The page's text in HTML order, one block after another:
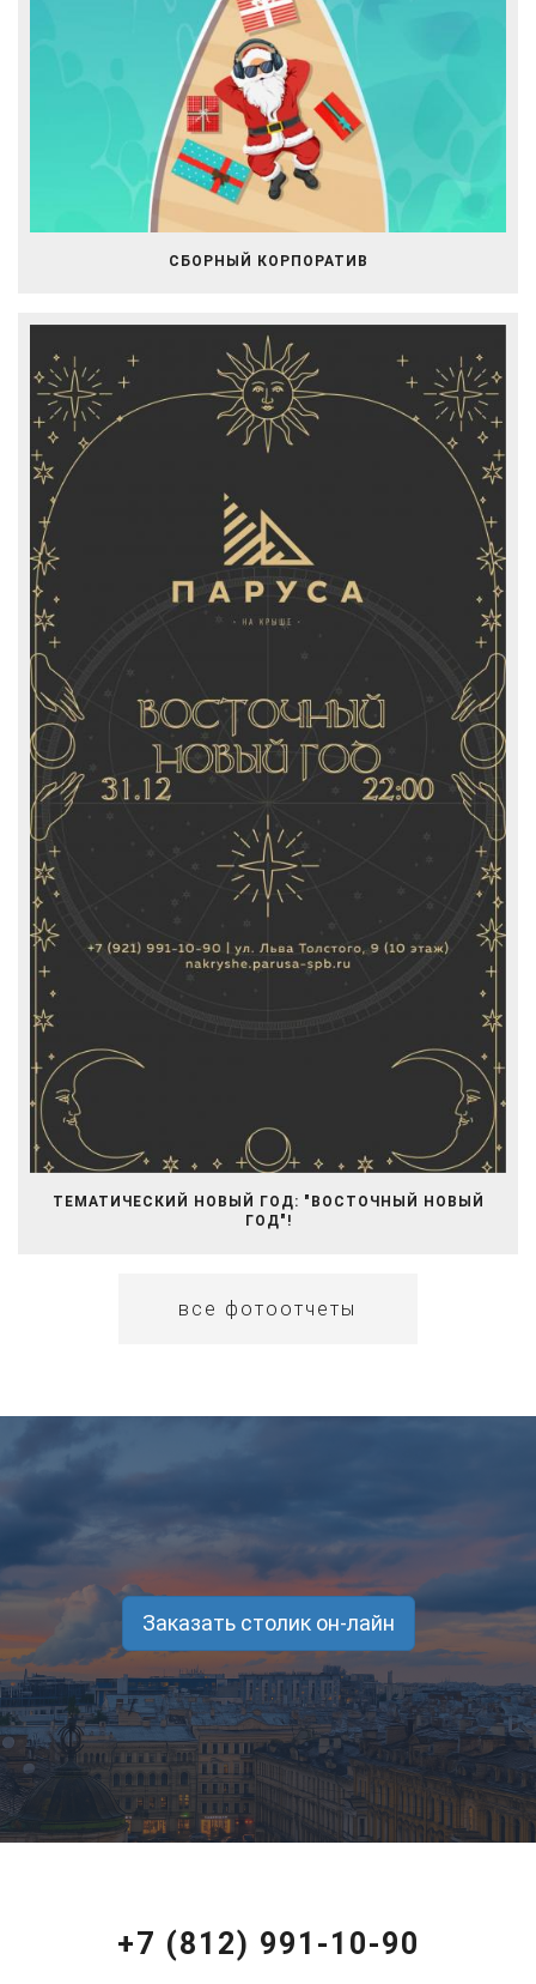
СБОРНЫЙ КОРПОРАТИВ
ТЕМАТИЧЕСКИЙ НОВЫЙ ГОД: "ВОСТОЧНЫЙ НОВЫЙ
ГОД"!
все фотоотчеты
Заказать столик он-лайн
+7 (812) 991-10-90